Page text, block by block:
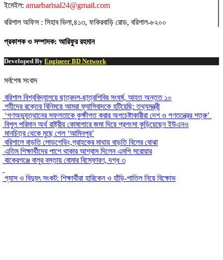
ইমেইল: amarbarisal24@gmail.com
বরিশাল অফিস : সিহাব ভিলা,৪১৩, ফকিরবাড়ি রোড, বরিশাল-৮২০০
প্রকাশক ও সম্পাদক: আরিফুর রহমান
Developed By Engineer BD Network
সর্বশেষ সংবাদ
বরিশাল বিশ্ববিদ্যালয়ে ছাত্রদল-ছাত্রশিবির সংঘর্ষ, আহত অন্তত ১০
শহীদের রক্তের বিনিময়ে আমরা ফ্যাসিবাদকে হটিয়েছি: তথ্যমন্ত্রী
‘গণঅভ্যুত্থানের সফলতাকে কুক্ষীগত করার অপচেষ্টাকারীরা দেশ ও গণতন্ত্রের শত্রু’
বিপুল পরিমান অর্থ রাষ্ট্রীয় কোষাগারে জমা দিয়ে প্রশংসা কুড়িয়েছেন ইউএনও
মানচিত্র থেকে মুছে গেল ‘আমিনপুর’
বরিশালে বাড়তি লোডশেডিং,গ্রাহকের মাথায় বাড়তি বিলের বোঝা
এতিম শিক্ষার্থীদের পাশে থাকার আশ্বাস দিলেন এমপি সরোয়ার
বাকেরগঞ্জে বালুর বস্তায় বোমার বিস্ফোরণ, দগ্ধ ৩
গ্যাস ও বিদ্যুৎ সংকট: শিক্ষার্থীরা হারিকেন ও হাঁড়ি-পাতিল নিয়ে বিক্ষোভ